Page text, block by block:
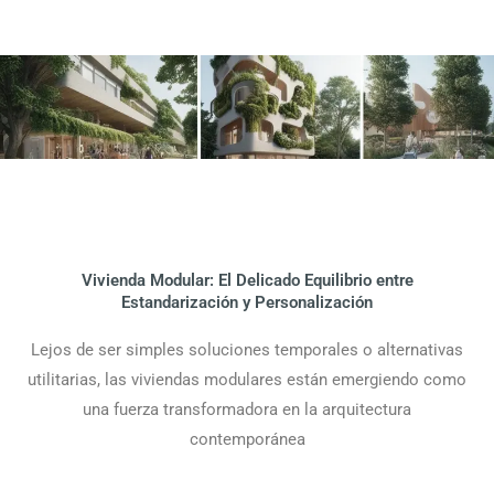
Vivienda Modular: El Delicado Equilibrio entre
Estandarización y Personalización
Lejos de ser simples soluciones temporales o alternativas
utilitarias, las viviendas modulares están emergiendo como
una fuerza transformadora en la arquitectura
contemporánea